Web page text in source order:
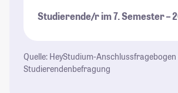
Studierende/r im 7. Semester –
Quelle: HeyStudium-Anschlussfragebogen
Studierendenbefragung